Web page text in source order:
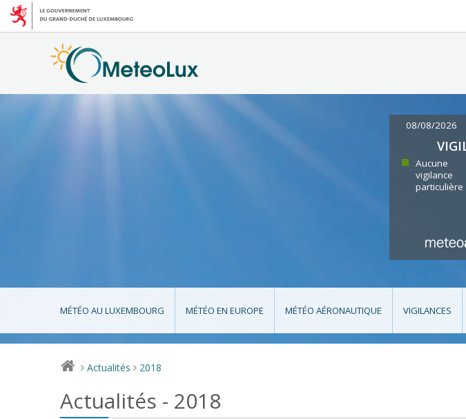
08/08/2026
Aucune
vigilance
particulière
MÉTÉO AU LUXEMBOURG MÉTÉO EN EUROPE MÉTÉO AÉRONAUTIQUE VIGILANCES
> Actualités > 2018
Actualités - 2018